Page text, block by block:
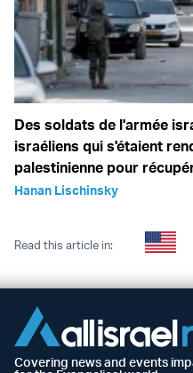
Des soldats de l'armée
israéliens qui s'étaient
palestinienne pour
Hanan Lischinsky
Read this article in:
Covering news and events